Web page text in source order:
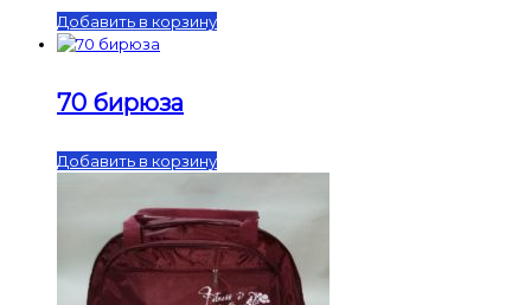
Добавить в корзину
70 бирюза
Добавить в корзину